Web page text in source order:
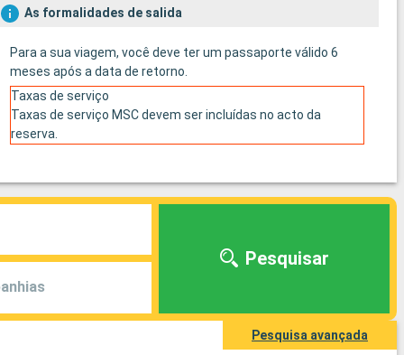
As formalidades de salida
Para a sua viagem, você deve ter um passaporte válido 6
meses após a data de retorno.
Taxas de serviço
Taxas de serviço MSC devem ser incluídas no acto da
reserva.
Pesquisar
Pesquisa avançada